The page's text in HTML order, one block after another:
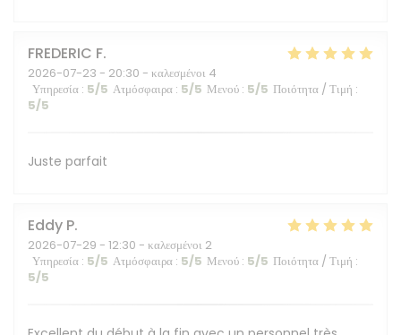
FREDERIC F
2026-07-23 - 20:30 - καλεσμένοι 4
Υπηρεσία : 5/5 Ατμόσφαιρα : 5/5 Μενού : 5/5 Ποιότητα / Τιμή :
5/5
Juste parfait
Eddy P
2026-07-29 - 12:30 - καλεσμένοι 2
Υπηρεσία : 5/5 Ατμόσφαιρα : 5/5 Μενού : 5/5 Ποιότητα / Τιμή :
5/5